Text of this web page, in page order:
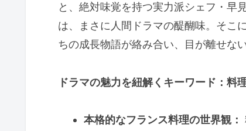
と、絶対味覚を持つ実力派シェフ・早
は、まさに人間ドラマの醍醐味。そこ
ちの成長物語が絡み合い、目が離せな
ドラマの魅力を紐解くキーワード：料
本格的なフランス料理の世界観：